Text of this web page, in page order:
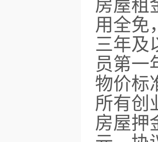
房屋租
用全免
三年及
员第一
物价标
所有创
房屋押